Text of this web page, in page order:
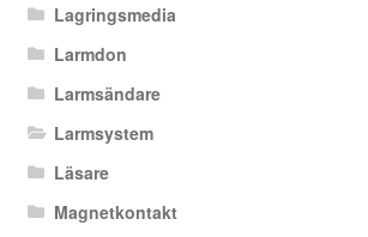
Lagringsmedia
Larmdon
Larmsändare
Larmsystem
Läsare
Magnetkontakt